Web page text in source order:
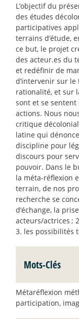
L’objectif du
des études
participatives
terrains d’étude,
ce but, le projet
des acteur.es du
et redéfinir de
d’intervenir sur
rationalité, et sur
sont et se
actions. Nous
critique
latine qui
discipline pour
discours pour
pouvoir. Dans le
la méta-réflexion
terrain, de nos
recherche se
d’échange, la
acteurs/actrices ;
3. les possibilités
Mots-Clés
Métaréflexion
participation,